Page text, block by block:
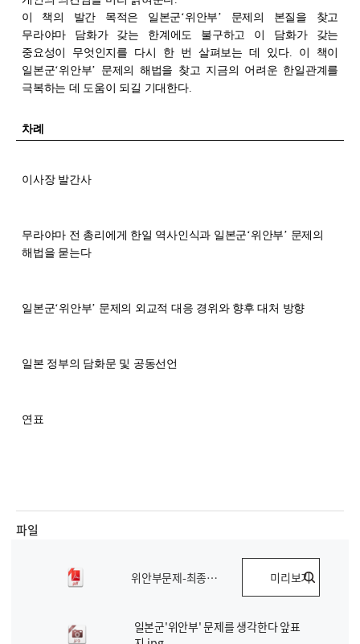
이 책의 발간 목적은 일본군‘위안부’ 문제의 본질을 찾고
무라야마 담화가 갖는 한계에도 불구하고 이 담화가 갖는
중요성이 무엇인지를 다시 한 번 살펴보는 데 있다. 이 책이
일본군‘위안부’ 문제의 해법을 찾고 지금의 어려운 한일관계를
극복하는 데 도움이 되길 기대한다.
차례
이사장 발간사
무라야마 전 총리에게 한일 역사인식과 일본군‘위안부’ 문제의
해법을 묻는다
일본군‘위안부’ 문제의 외교적 대응 경위와 향후 대처 방향
일본 정부의 담화문 및 공동선언
연표
파일
위안부문제-최종PDF.pdf 미리보기
일본군'위안부' 문제를 생각한다 앞표